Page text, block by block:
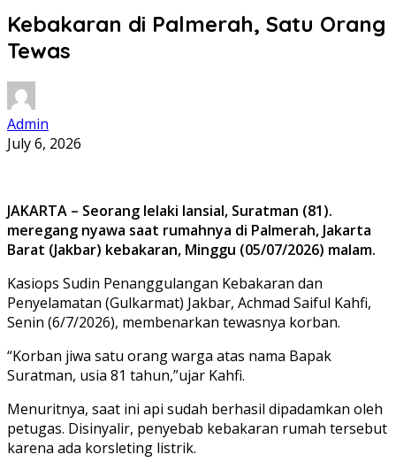
Kebakaran di Palmerah, Satu Orang
Tewas
Admin
July 6, 2026
JAKARTA – Seorang lelaki lansial, Suratman (81).
meregang nyawa saat rumahnya di Palmerah, Jakarta
Barat (Jakbar) kebakaran, Minggu (05/07/2026) malam.
Kasiops Sudin Penanggulangan Kebakaran dan
Penyelamatan (Gulkarmat) Jakbar, Achmad Saiful Kahfi,
Senin (6/7/2026), membenarkan tewasnya korban.
“Korban jiwa satu orang warga atas nama Bapak
Suratman, usia 81 tahun,”ujar Kahfi.
Menuritnya, saat ini api sudah berhasil dipadamkan oleh
petugas. Disinyalir, penyebab kebakaran rumah tersebut
karena ada korsleting listrik.